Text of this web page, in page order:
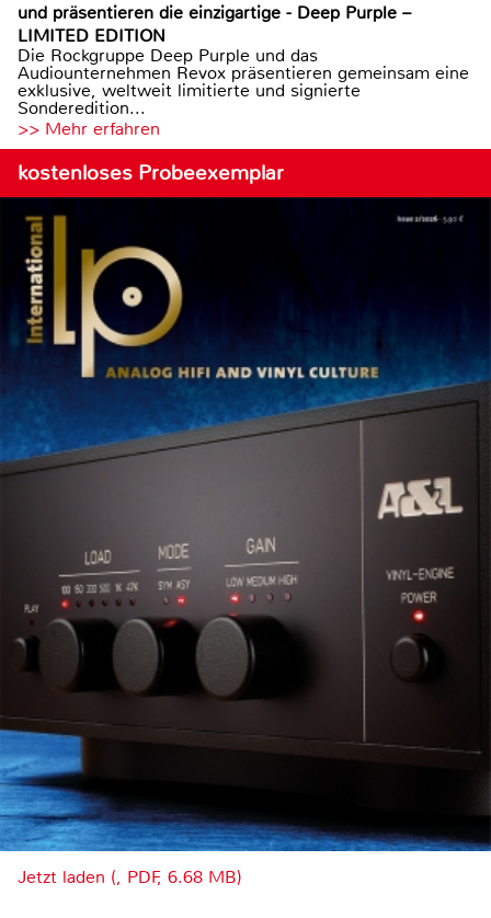
und präsentieren die einzigartige - Deep Purple –
LIMITED EDITION
Die Rockgruppe Deep Purple und das
Audiounternehmen Revox präsentieren gemeinsam eine
exklusive, weltweit limitierte und signierte
Sonderedition...
>> Mehr erfahren
kostenloses Probeexemplar
Jetzt laden (, PDF, 6.68 MB)